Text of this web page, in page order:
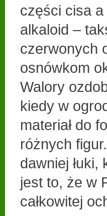
części cisa a
alkaloid –
czerwonych
osnówkom
Walory
kiedy w
materiał do
różnych
dawniej łuki,
jest to, że w
całkowitej